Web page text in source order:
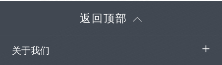
返回顶部
关于我们